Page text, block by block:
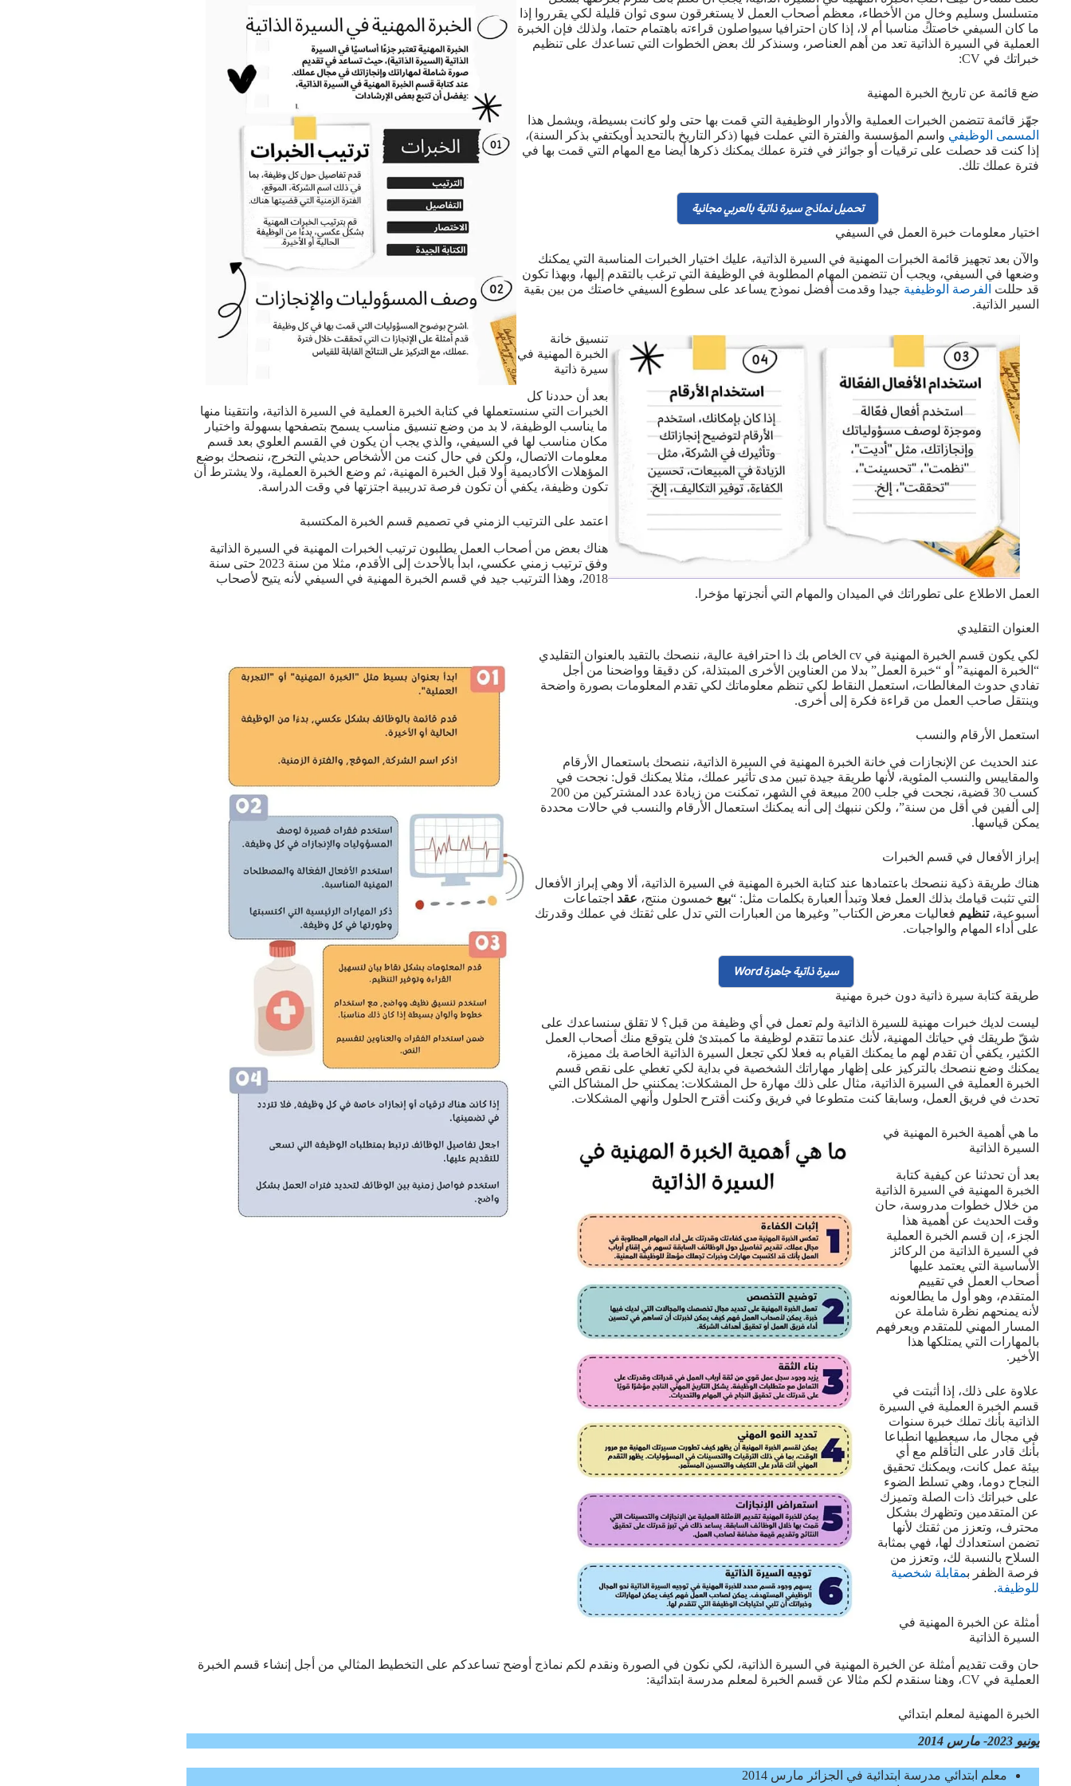
متسلسل وسليم وخالٍ من الأخطاء، معظم أصحاب العمل لا يستغرقون سوى ثوان قليلة لكي يقرروا إذا
ما كان السيفي خاصتك مناسبا أم لا، إذا كان احترافيا سيواصلون قراءته باهتمام حتما، ولذلك فإن الخبرة
العملية في السيرة الذاتية تعد من أهم العناصر، وسنذكر لك بعض الخطوات التي تساعدك على تنظيم
خبراتك في CV:
ضع قائمة عن تاريخ الخبرة المهنية
جهّز قائمة تتضمن الخبرات العملية والأدوار الوظيفية التي قمت بها حتى ولو كانت بسيطة، ويشمل هذا
المسمى الوظيفي واسم المؤسسة والفترة التي عملت فيها (ذكر التاريخ بالتحديد أويكتفي بذكر السنة)،
إذا كنت قد حصلت على ترقيات أو جوائز في فترة عملك يمكنك ذكرها أيضا مع المهام التي قمت بها في
فترة عملك تلك.
تحميل نماذج سيرة ذاتية بالعربي مجانية
اختيار معلومات خبرة العمل في السيفي
والآن بعد تجهيز قائمة الخبرات المهنية في السيرة الذاتية، عليك اختيار الخبرات المناسبة التي يمكنك
وضعها في السيفي، ويجب أن تتضمن المهام المطلوبة في الوظيفة التي ترغب بالتقدم إليها، وبهذا تكون
قد حللت الفرصة الوظيفية جيدا وقدمت أفضل نموذج يساعد على سطوع السيفي خاصتك من بين بقية
السير الذاتية.
تنسيق خانة
الخبرة المهنية في
سيرة ذاتية
بعد أن حددنا كل
الخبرات التي سنستعملها في كتابة الخبرة العملية في السيرة الذاتية، وانتقينا منها
ما يناسب الوظيفة، لا بد من وضع تنسيق مناسب يسمح بتصفحها بسهولة واختيار
مكان مناسب لها في السيفي، والذي يجب أن يكون في القسم العلوي بعد قسم
معلومات الاتصال، ولكن في حال كنت من الأشخاص حديثي التخرج، ننصحك بوضع
المؤهلات الأكاديمية أولا قبل الخبرة المهنية، ثم وضع الخبرة العملية، ولا يشترط أن
تكون وظيفة، يكفي أن تكون فرصة تدريبية اجتزتها في وقت الدراسة.
اعتمد على الترتيب الزمني في تصميم قسم الخبرة المكتسبة
هناك بعض من أصحاب العمل يطلبون ترتيب الخبرات المهنية في السيرة الذاتية
وفق ترتيب زمني عكسي، ابدأ بالأحدث إلى الأقدم، مثلا من سنة 2023 حتى سنة
2018، وهذا الترتيب جيد في قسم الخبرة المهنية في السيفي لأنه يتيح لأصحاب
العمل الاطلاع على تطوراتك في الميدان والمهام التي أنجزتها مؤخرا.
العنوان التقليدي
لكي يكون قسم الخبرة المهنية في cv الخاص بك ذا احترافية عالية، ننصحك بالتقيد بالعنوان التقليدي
“الخبرة المهنية” أو “خبرة العمل” بدلا من العناوين الأخرى المبتذلة، كن دقيقا وواضحنا من أجل
تفادي حدوث المغالطات، استعمل النقاط لكي تنظم معلوماتك لكي تقدم المعلومات بصورة واضحة
وينتقل صاحب العمل من قراءة فكرة إلى أخرى.
استعمل الأرقام والنسب
عند الحديث عن الإنجازات في خانة الخبرة المهنية في السيرة الذاتية، ننصحك باستعمال الأرقام
والمقاييس والنسب المئوية، لأنها طريقة جيدة تبين مدى تأثير عملك، مثلا يمكنك قول: نجحت في
كسب 30 قضية، نجحت في جلب 200 مبيعة في الشهر، تمكنت من زيادة عدد المشتركين من 200
إلى ألفين في أقل من سنة”، ولكن ننبهك إلى أنه يمكنك استعمال الأرقام والنسب في حالات محددة
يمكن قياسها.
إبراز الأفعال في قسم الخبرات
هناك طريقة ذكية ننصحك باعتمادها عند كتابة الخبرة المهنية في السيرة الذاتية، ألا وهي إبراز الأفعال
التي تثبت قيامك بذلك العمل فعلا وتبدأ العبارة بكلمات مثل: “بيع خمسون منتج، عقد اجتماعات
أسبوعية،تنظيم فعاليات معرض الكتاب” وغيرها من العبارات التي تدل على ثقتك في عملك وقدرتك
على أداء المهام والواجبات.
سيرة ذاتية جاهزة Word
طريقة كتابة سيرة ذاتية دون خبرة مهنية
ليست لديك خبرات مهنية للسيرة الذاتية ولم تعمل في أي وظيفة من قبل؟ لا تقلق سنساعدك على
شقّ طريقك في حياتك المهنية، لأنك عندما تتقدم لوظيفة ما كمبتدئ فلن يتوقع منك أصحاب العمل
الكثير، يكفي أن تقدم لهم ما يمكنك القيام به فعلا لكي تجعل السيرة الذاتية الخاصة بك مميزة،
يمكنك وضع ننصحك بالتركيز على إظهار مهاراتك الشخصية في بداية لكي تغطي على نقص قسم
الخبرة العملية في السيرة الذاتية، مثال على ذلك مهارة حل المشكلات: يمكنني حل المشاكل التي
تحدث في فريق العمل، وسابقا كنت متطوعا في فريق وكنت أقترح الحلول وأنهي المشكلات.
ما هي أهمية الخبرة المهنية في
السيرة الذاتية
بعد أن تحدثنا عن كيفية كتابة
الخبرة المهنية في السيرة الذاتية
من خلال خطوات مدروسة، حان
وقت الحديث عن أهمية هذا
الجزء، إن قسم الخبرة العملية
في السيرة الذاتية من الركائز
الأساسية التي يعتمد عليها
أصحاب العمل في تقييم
المتقدم، وهو أول ما يطالعونه
لأنه يمنحهم نظرة شاملة عن
المسار المهني للمتقدم ويعرفهم
بالمهارات التي يمتلكها هذا
الأخير.
علاوة على ذلك، إذا أثبتت في
قسم الخبرة العملية في السيرة
الذاتية بأنك تملك خبرة سنوات
في مجال ما، سيعطيها انطباعا
بأنك قادر على التأقلم مع أي
بيئة عمل كانت، ويمكنك تحقيق
النجاح دوما، وهي تسلط الضوء
على خبراتك ذات الصلة وتميزك
عن المتقدمين وتظهرك بشكل
محترف، وتعزز من ثقتك لأنها
تضمن استعدادك لها، فهي بمثابة
السلاح بالنسبة لك، وتعزز من
فرصة الظفر بمقابلة شخصية
للوظيفة.
أمثلة عن الخبرة المهنية في
السيرة الذاتية
حان وقت تقديم أمثلة عن الخبرة المهنية في السيرة الذاتية، لكي نكون في الصورة ونقدم لكم نماذج أوضح تساعدكم على التخطيط المثالي من أجل إنشاء قسم الخبرة
العملية في CV، وهنا سنقدم لكم مثالا عن قسم الخبرة لمعلم مدرسة ابتدائية:
الخبرة المهنية لمعلم ابتدائي
يونيو 2023- مارس 2014
معلم ابتدائي مدرسة ابتدائية في الجزائر مارس 2014